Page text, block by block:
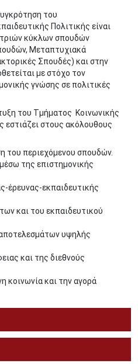
του
Πολιτικής είναι
κύκλων σπουδών
Μεταπτυχιακά
Σπουδές) και στην
με στόχο τον
γνώσης σε πολιτικές
του Τμήματος Κοινωνικής
εστιάζει στους ακόλουθους
του περιεχόμενου σπουδών.
της επιστημονικής
έρευνας-εκπαιδευτικής
και του εκπαιδευτικού
υψηλής
και της διεθνούς
κοινωνία και την αγορά